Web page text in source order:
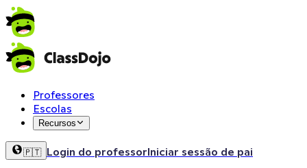
Professores
Escolas
Recursos
🇵🇹 Login do professorIniciar sessão de pai